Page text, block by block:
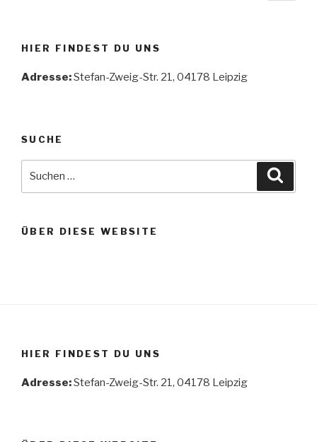
HIER FINDEST DU UNS
Adresse:Stefan-Zweig-Str. 21, 04178 Leipzig
SUCHE
ÜBER DIESE WEBSITE
HIER FINDEST DU UNS
Adresse:Stefan-Zweig-Str. 21, 04178 Leipzig